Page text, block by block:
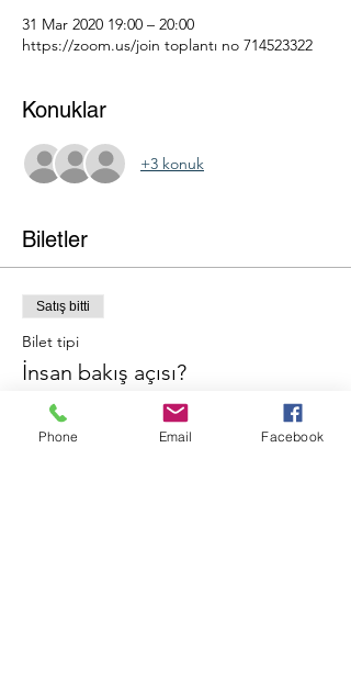
31 Mar 2020 19:00 – 20:00
https://zoom.us/join toplantı no 714523322
Konuklar
+3 konuk
Biletler
Satış bitti
Bilet tipi
İnsan bakış açısı?
Fiyat
$0,00
Phone Email Facebook